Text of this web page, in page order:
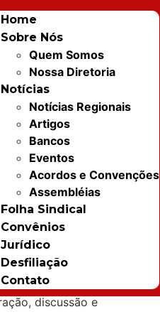
Home
Sobre Nós
Quem Somos
Nossa Diretoria
Notícias
Notícias Regionais
Artigos
Bancos
Eventos
Acordos e Convenções
Assembléias
Folha Sindical
Convênios
Jurídico
Desfiliação
Contato
a
de
de
do Nordeste do
de março, em
fazer a
Code abaixo.
discussão e